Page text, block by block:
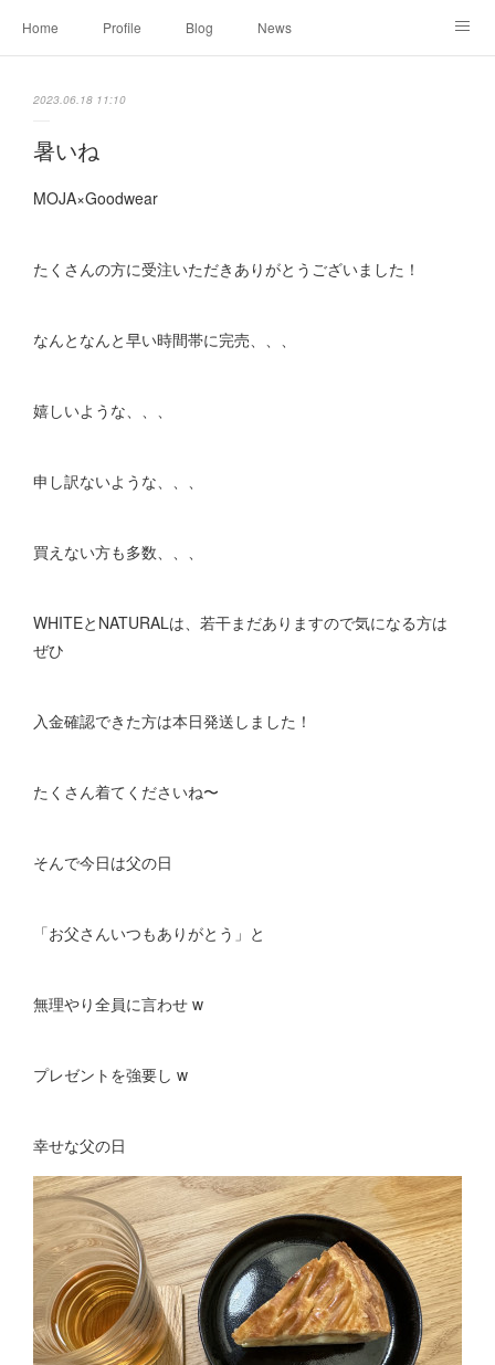
Home Profile Blog News
2023.06.18 11:10
暑いね
MOJA×Goodwear
たくさんの方に受注いただきありがとうございました！
なんとなんと早い時間帯に完売、、、
嬉しいような、、、
申し訳ないような、、、
買えない方も多数、、、
WHITEとNATURALは、若干まだありますので気になる方は
ぜひ
入金確認できた方は本日発送しました！
たくさん着てくださいね〜
そんで今日は父の日
「お父さんいつもありがとう」と
無理やり全員に言わせ w
プレゼントを強要し w
幸せな父の日